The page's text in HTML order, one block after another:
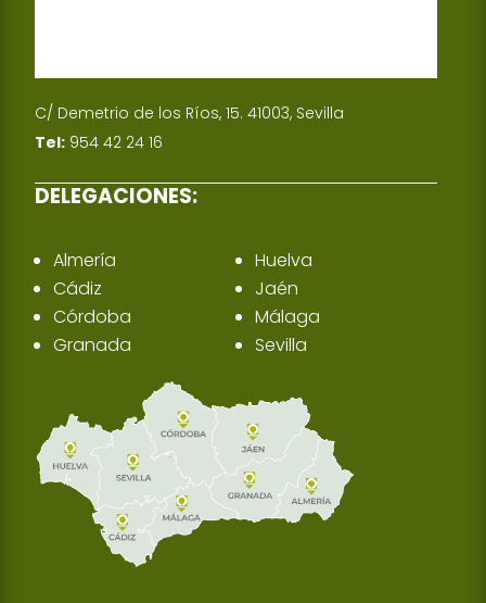
C/ Demetrio de los Ríos, 15. 41003, Sevilla
Tel: 954 42 24 16
DELEGACIONES:
Almería
Cádiz
Córdoba
Granada
Huelva
Jaén
Málaga
Sevilla